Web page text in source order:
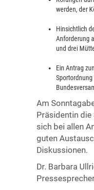
werden, der
Hinsichtlich
Anforderung
und drei
Ein Antrag
Sportordnung
Am
Präsidentin
sich bei allen
guten
Diskussionen.
Dr. Barbara